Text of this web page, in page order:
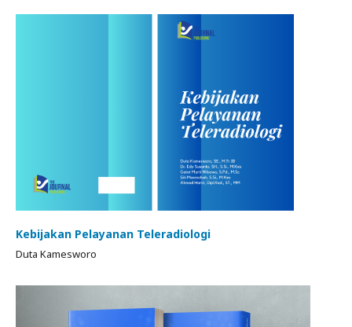
Kebijakan Pelayanan Teleradiologi
Duta Kamesworo